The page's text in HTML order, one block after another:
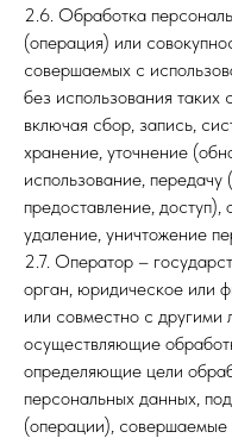
2.6. Обработка
(операция) или
совершаемых с
без использования
включая сбор, запись,
хранение, уточнение
использование,
предоставление, доступ),
удаление, уничтожение
2.7. Оператор –
орган, юридическое или
или совместно с
осуществляющие
определяющие цели
персональных данных,
(операции),